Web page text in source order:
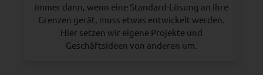
immer dann, wenn eine Standard-Lösung an ihre
Grenzen gerät, muss etwas entwickelt werden.
Hier setzen wir eigene Projekte und
Geschäftsideen von anderen um.